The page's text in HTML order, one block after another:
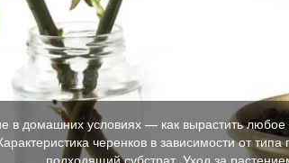
в домашних условиях — как вырастить
черенков в зависимости от
подходящий субстрат. Уход за